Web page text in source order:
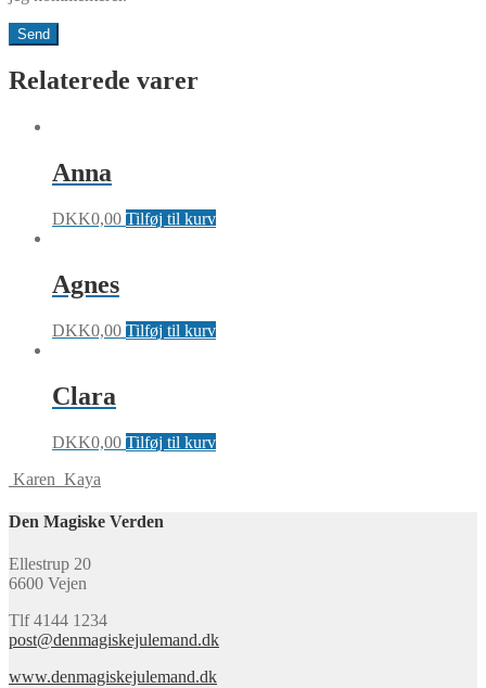
Relaterede varer
Anna
DKK0,00 Tilføj til kurv
Agnes
DKK0,00 Tilføj til kurv
Clara
DKK0,00 Tilføj til kurv
Karen Kaya
Den Magiske Verden
Ellestrup 20
6600 Vejen
Tlf 4144 1234
post@denmagiskejulemand.dk
www.denmagiskejulemand.dk